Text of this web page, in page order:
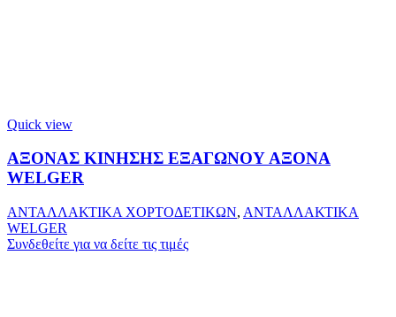
Quick view
ΑΞΟΝΑΣ ΚΙΝΗΣΗΣ ΕΞΑΓΩΝΟΥ ΑΞΟΝΑ
WELGER
ΑΝΤΑΛΛΑΚΤΙΚΑ ΧΟΡΤΟΔΕΤΙΚΩΝ, ΑΝΤΑΛΛΑΚΤΙΚΑ
WELGER
Συνδεθείτε για να δείτε τις τιμές